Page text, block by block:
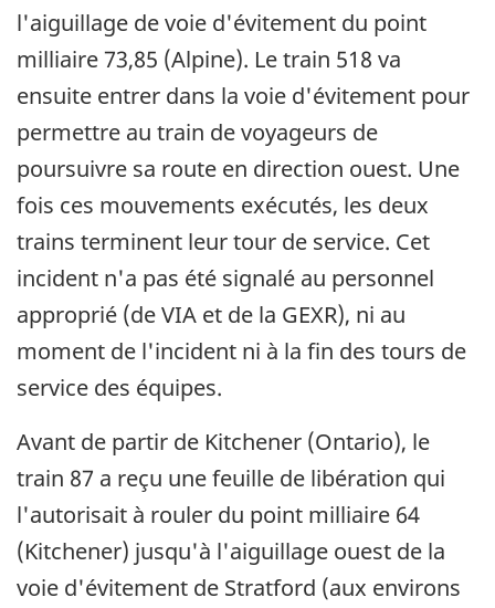
l'aiguillage de voie d'évitement du point
milliaire 73,85 (Alpine). Le train 518 va
ensuite entrer dans la voie d'évitement pour
permettre au train de voyageurs de
poursuivre sa route en direction ouest. Une
fois ces mouvements exécutés, les deux
trains terminent leur tour de service. Cet
incident n'a pas été signalé au personnel
approprié (de VIA et de la GEXR), ni au
moment de l'incident ni à la fin des tours de
service des équipes.
Avant de partir de Kitchener (Ontario), le
train 87 a reçu une feuille de libération qui
l'autorisait à rouler du point milliaire 64
(Kitchener) jusqu'à l'aiguillage ouest de la
voie d'évitement de Stratford (aux environs